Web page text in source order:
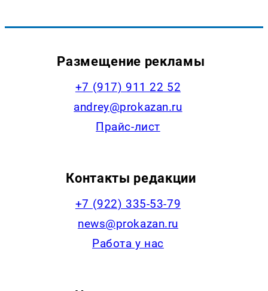
Размещение рекламы
+7 (917) 911 22 52
andrey@prokazan.ru
Прайс-лист
Контакты редакции
+7 (922) 335-53-79
news@prokazan.ru
Работа у нас